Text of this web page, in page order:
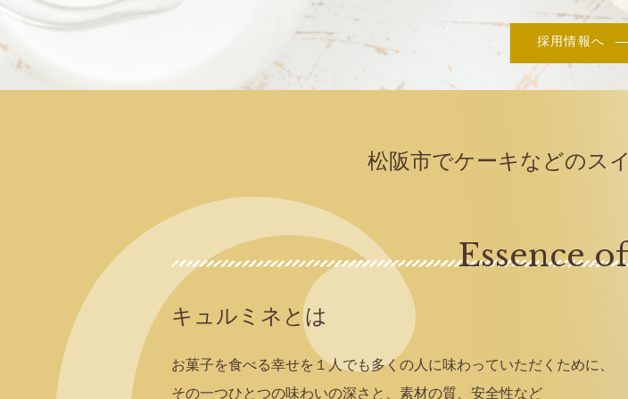
採用情報へ
松阪市でケーキなどのス
Essence
キュルミネとは
お菓子を食べる幸せを１人でも多くの人に味わっていただくために、
その一つひとつの味わいの深さと、素材の質、安全性など